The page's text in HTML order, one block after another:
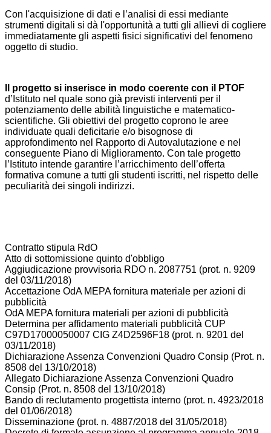
Con l'acquisizione di dati e l’analisi di essi mediante
strumenti digitali si dà l'opportunità a tutti gli allievi di cogliere
immediatamente gli aspetti fisici significativi del fenomeno
oggetto di studio.
Il progetto si inserisce in modo coerente con il PTOF
d’Istituto nel quale sono già previsti interventi per il
potenziamento delle abilità linguistiche e matematico-
scientifiche. Gli obiettivi del progetto coprono le aree
individuate quali deficitarie e/o bisognose di
approfondimento nel Rapporto di Autovalutazione e nel
conseguente Piano di Miglioramento. Con tale progetto
l’Istituto intende garantire l’arricchimento dell’offerta
formativa comune a tutti gli studenti iscritti, nel rispetto delle
peculiarità dei singoli indirizzi.
Contratto stipula RdO
Atto di sottomissione quinto d'obbligo
Aggiudicazione provvisoria RDO n. 2087751 (prot. n. 9209
del 03/11/2018)
Accettazione OdA MEPA fornitura materiale per azioni di
pubblicità
OdA MEPA fornitura materiali per azioni di pubblicità
Determina per affidamento materiali pubblicità CUP
C97D17000050007 CIG Z4D2596F18 (prot. n. 9201 del
03/11/2018)
Dichiarazione Assenza Convenzioni Quadro Consip (Prot. n.
8508 del 13/10/2018)
Allegato Dichiarazione Assenza Convenzioni Quadro
Consip (Prot. n. 8508 del 13/10/2018)
Bando di reclutamento progettista interno (prot. n. 4923/2018
del 01/06/2018)
Disseminazione (prot. n. 4887/2018 del 31/05/2018)